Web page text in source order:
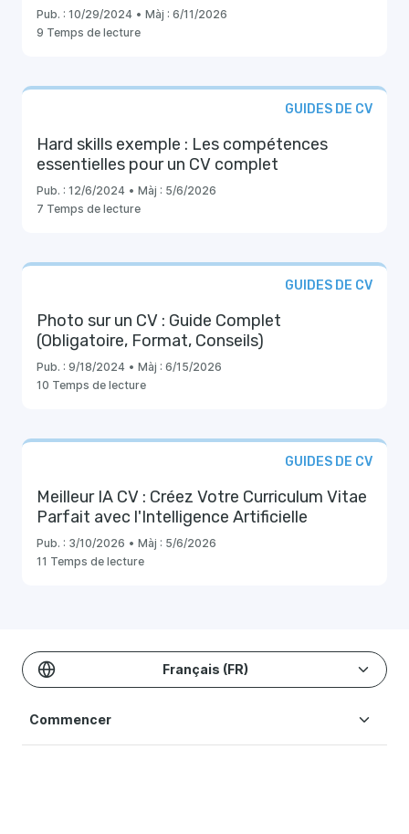
Pub. : 10/29/2024 • Màj : 6/11/2026
9 Temps de lecture
GUIDES DE CV
Hard skills exemple : Les compétences
essentielles pour un CV complet
Pub. : 12/6/2024 • Màj : 5/6/2026
7 Temps de lecture
GUIDES DE CV
Photo sur un CV : Guide Complet
(Obligatoire, Format, Conseils)
Pub. : 9/18/2024 • Màj : 6/15/2026
10 Temps de lecture
GUIDES DE CV
Meilleur IA CV : Créez Votre Curriculum Vitae
Parfait avec l'Intelligence Artificielle
Pub. : 3/10/2026 • Màj : 5/6/2026
11 Temps de lecture
Français (FR)
Commencer